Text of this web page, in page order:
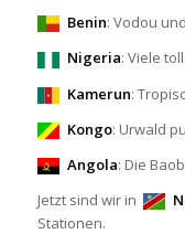
Benin: Vodou
Nigeria: Viele
Kamerun:
Kongo: Urwald
Angola: Die
Jetzt sind wir in
Stationen.